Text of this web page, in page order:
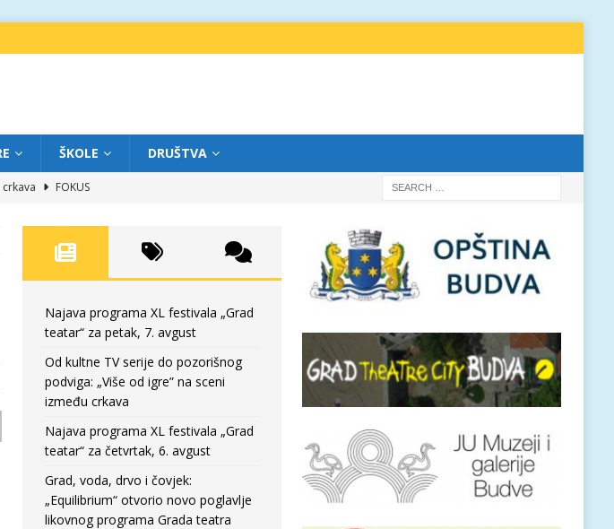
ŠKOLE DRUŠTVA
FOKUS
Grada teatra
FOKUS
Najava programa XL festivala „Grad
teatar“ za petak, 7. avgust
Od kultne TV serije do pozorišnog
podviga: „Više od igre” na sceni
između crkava
Najava programa XL festivala „Grad
teatar“ za četvrtak, 6. avgust
Grad, voda, drvo i čovjek:
„Equilibrium“ otvorio novo poglavlje
likovnog programa Grada teatra